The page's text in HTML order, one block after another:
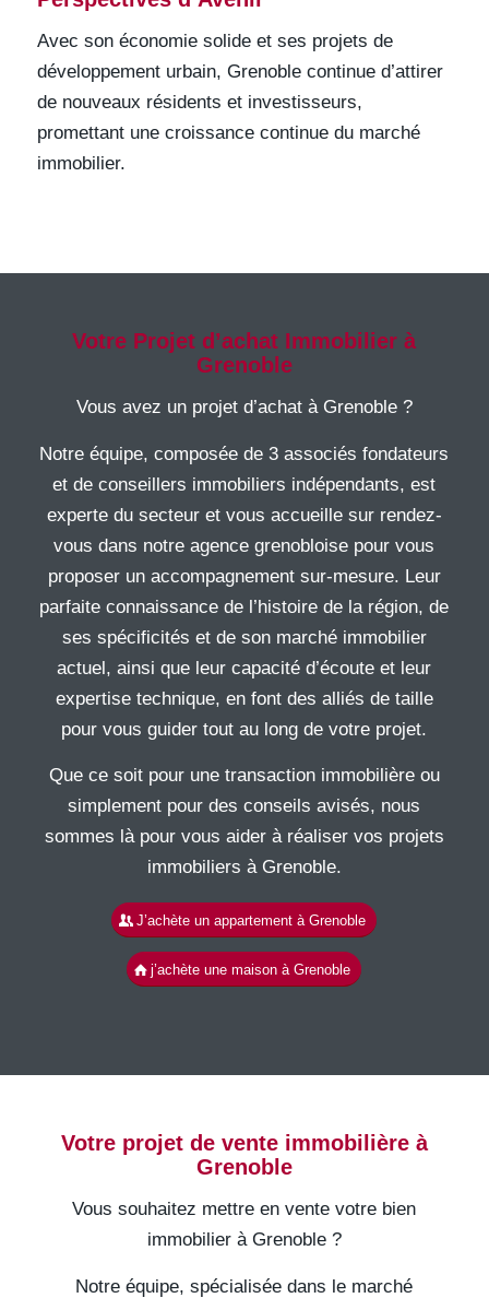
Avec son économie solide et ses projets de
développement urbain, Grenoble continue d’attirer
de nouveaux résidents et investisseurs,
promettant une croissance continue du marché
immobilier.
Votre Projet d’achat Immobilier à
Grenoble
Vous avez un projet d’achat à Grenoble ?
Notre équipe, composée de 3 associés fondateurs
et de conseillers immobiliers indépendants, est
experte du secteur et vous accueille sur rendez-
vous dans notre agence grenobloise pour vous
proposer un accompagnement sur-mesure. Leur
parfaite connaissance de l’histoire de la région, de
ses spécificités et de son marché immobilier
actuel, ainsi que leur capacité d’écoute et leur
expertise technique, en font des alliés de taille
pour vous guider tout au long de votre projet.
Que ce soit pour une transaction immobilière ou
simplement pour des conseils avisés, nous
sommes là pour vous aider à réaliser vos projets
immobiliers à Grenoble.
J’achète un appartement à Grenoble
j’achète une maison à Grenoble
Votre projet de vente immobilière à
Grenoble
Vous souhaitez mettre en vente votre bien
immobilier à Grenoble ?
Notre équipe, spécialisée dans le marché